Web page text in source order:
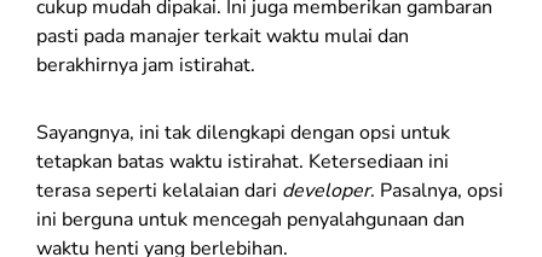
cukup mudah dipakai. Ini juga memberikan gambaran
pasti pada manajer terkait waktu mulai dan
berakhirnya jam istirahat.
Sayangnya, ini tak dilengkapi dengan opsi untuk
tetapkan batas waktu istirahat. Ketersediaan ini
terasa seperti kelalaian dari developer. Pasalnya, opsi
ini berguna untuk mencegah penyalahgunaan dan
waktu henti yang berlebihan.